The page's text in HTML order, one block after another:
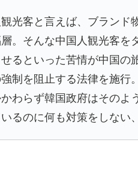
光客と言えば、ブランド
。そんな中国人観光客を
るといった苦情が中国の
制を阻止する法律を施行
わらず韓国政府はそのよ
るのに何も対策をしない